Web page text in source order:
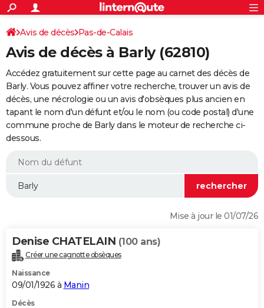
ACTUALITÉS
Politique
Société
Faits Divers
Education
Monde
Villes
+
SPORT
Coupe du monde 2026
Football
Tennis
Cyclisme
Rugby
Forum
Programme TV
TNT
Streaming
Cinéma
Sorties cinéma
Musique
+
FINANCE
Retraite
Epargne
Immobilier
Risques naturels par ville
Assurance
AUTO
Essais
Réserver un essai
Citadines
Berlines
SUV
Forum auto
+
HIGH-TECH
BRICOLAGE
WEEK-END
Alimentation
Guide de la santé
Maladies
Médicaments
Sommeil
VOYAGE
Destinations
City break
Voyage nature
Voyage de noces
Forum
Climat
+PHOTO
GUIDES D'ACHAT
S'inscrire
Connexion
Avis de décès Pas-de-Calais
Avis de décès à Barly (62810)
Accédez gratuitement sur cette page au carnet des décès de
Barly. Vous pouvez affiner votre recherche, trouver un avis de
décès, une nécrologie ou un avis d'obsèques plus ancien en
tapant le nom d'un défunt et/ou le nom (ou code postal) d'une
commune proche de Barly dans le moteur de recherche ci-
dessous.
Mise à jour le 01/07/26
Denise CHATELAIN (100 ans)
Créer une cagnotte obsèques
Naissance
09/01/1926 à Manin
Décès